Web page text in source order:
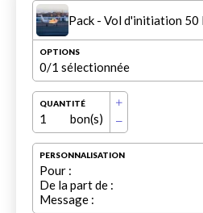
OPTIONS
0/1 sélectionnée
QUANTITÉ
1 bon(s)
PERSONNALISATION
Pour :
De la part de :
Message :